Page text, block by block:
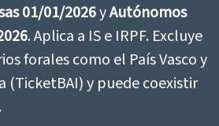
01/01/2026yAutónomos
. Aplica a IS e IRPF. Excluye
forales como el País Vasco y
(TicketBAI) y puede coexistir